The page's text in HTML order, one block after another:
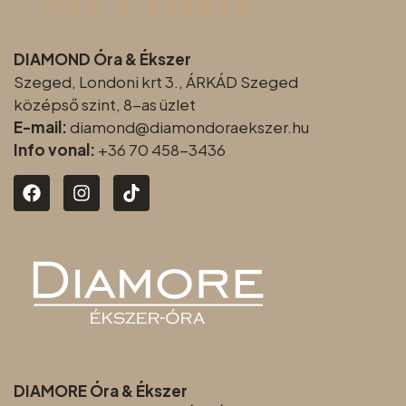
DIAMOND Óra & Ékszer
Szeged, Londoni krt 3., ÁRKÁD Szeged
középső szint, 8-as üzlet
E-mail:diamond@diamondoraekszer.hu
Info vonal: +36 70 458-3436
DIAMORE Óra & Ékszer